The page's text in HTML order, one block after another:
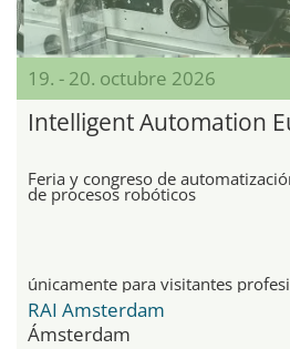
19. - 20. octubre 2026
Intelligent Automation
Feria y congreso de
de procesos robóticos
únicamente para visitantes
RAI Amsterdam
Ámsterdam